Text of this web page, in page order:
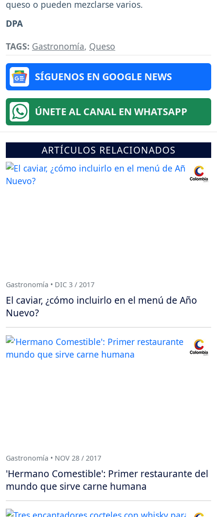
queso o pueden mezclarse varios.
DPA
TAGS: Gastronomía, Queso
SÍGUENOS EN GOOGLE NEWS
ÚNETE AL CANAL EN WHATSAPP
ARTÍCULOS RELACIONADOS
Gastronomía • DIC 3 / 2017
El caviar, ¿cómo incluirlo en el menú de Año
Nuevo?
Gastronomía • NOV 28 / 2017
'Hermano Comestible': Primer restaurante del
mundo que sirve carne humana